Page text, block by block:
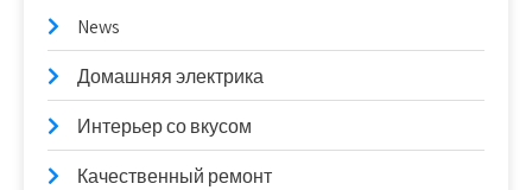
News
Домашняя электрика
Интерьер со вкусом
Качественный ремонт